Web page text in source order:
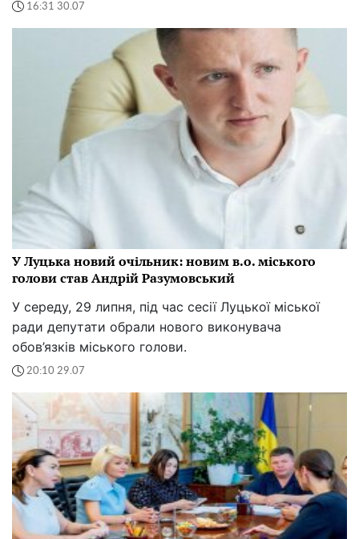
16:31 30.07
У Луцька новий очільник: новим в.о. міського
голови став Андрій Разумовський
У середу, 29 липня, під час сесії Луцької міської
ради депутати обрали нового виконувача
обов’язків міського голови.
20:10 29.07